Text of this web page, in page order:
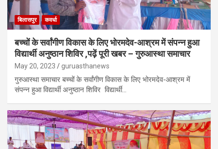
बिलासपुर कवर्धा
बच्चों के सर्वांगीण विकास के लिए भोरमदेव-आश्रम में संपन्न हुआ
विद्यार्थी अनुष्ठान शिविर ,पढ़ें पूरी खबर – गुरुआस्था समाचार
May 20, 2023 guruasthanews
गुरुआस्था समाचार बच्चों के सर्वांगीण विकास के लिए भोरमदेव-आश्रम में
संपन्न हुआ विद्यार्थी अनुष्ठान शिविर विद्यार्थी…